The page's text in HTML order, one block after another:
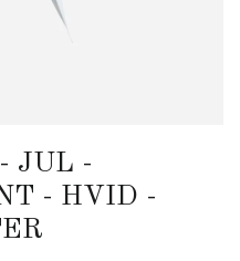
JUL -
- HVID -